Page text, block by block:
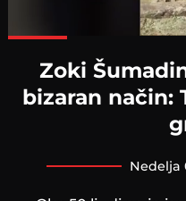
Zoki
bizaran način: